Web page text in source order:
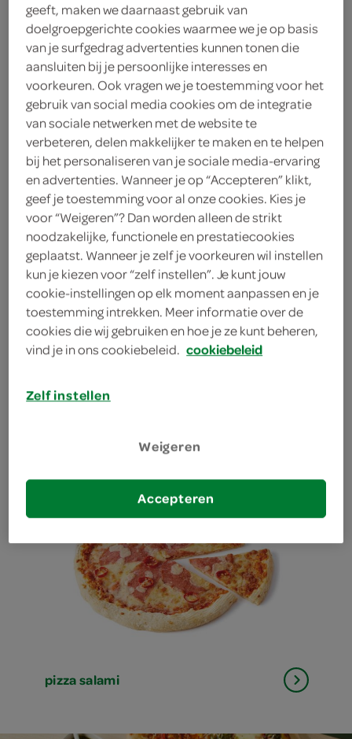
pizza spicy chicken
pizza mozzarella
pizza salami
geeft, maken we daarnaast gebruik van
doelgroepgerichte cookies waarmee we je op basis
van je surfgedrag advertenties kunnen tonen die
aansluiten bij je persoonlijke interesses en
voorkeuren. Ook vragen we je toestemming voor het
gebruik van social media cookies om de integratie
van sociale netwerken met de website te
verbeteren, delen makkelijker te maken en te helpen
bij het personaliseren van je sociale media-ervaring
en advertenties. Wanneer je op “Accepteren” klikt,
geef je toestemming voor al onze cookies. Kies je
voor “Weigeren”? Dan worden alleen de strikt
noodzakelijke, functionele en prestatiecookies
geplaatst. Wanneer je zelf je voorkeuren wil instellen
kun je kiezen voor “zelf instellen”. Je kunt jouw
cookie-instellingen op elk moment aanpassen en je
toestemming intrekken. Meer informatie over de
cookies die wij gebruiken en hoe je ze kunt beheren,
vind je in ons cookiebeleid. cookiebeleid
Zelf instellen
Weigeren
Accepteren